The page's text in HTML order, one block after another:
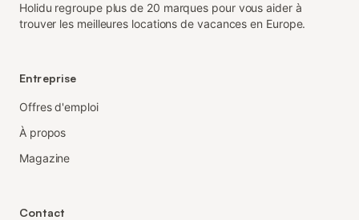
Holidu regroupe plus de 20 marques pour vous aider à
trouver les meilleures locations de vacances en Europe.
Entreprise
Offres d'emploi
À propos
Magazine
Contact